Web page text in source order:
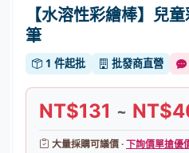
【水溶性彩繪棒】兒
筆
1 件起批 批發商直營
NT$131 ~
大量採購可議價 ·下詢價單搶優